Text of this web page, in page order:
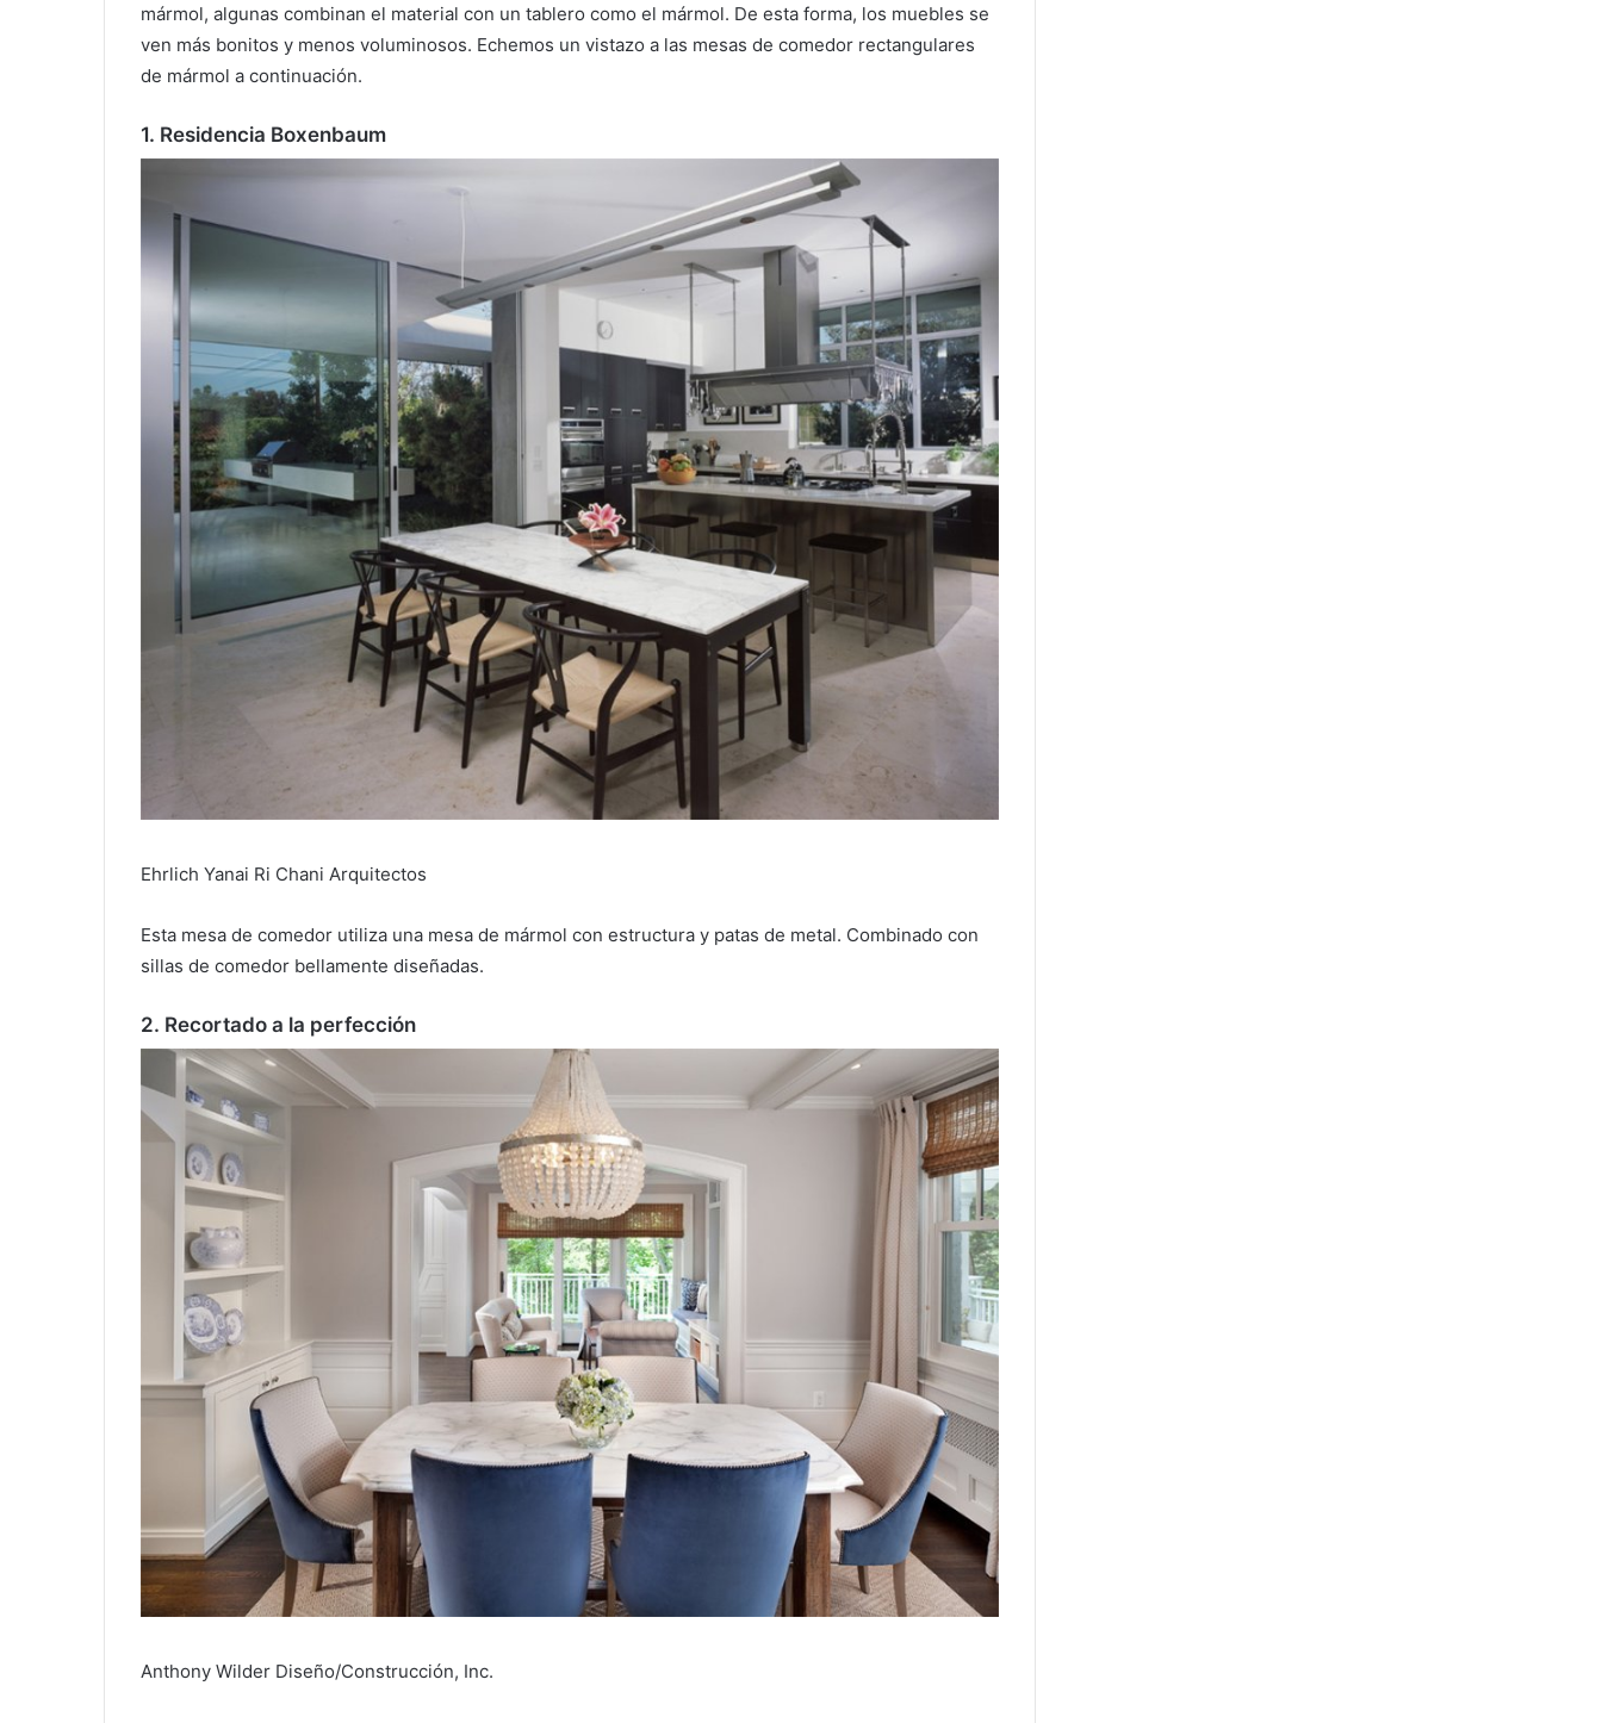
mármol, algunas combinan el material con un tablero como el mármol. De esta forma, los muebles se
ven más bonitos y menos voluminosos. Echemos un vistazo a las mesas de comedor rectangulares
de mármol a continuación.
1. Residencia Boxenbaum
Ehrlich Yanai Ri Chani Arquitectos
Esta mesa de comedor utiliza una mesa de mármol con estructura y patas de metal. Combinado con
sillas de comedor bellamente diseñadas.
2. Recortado a la perfección
Anthony Wilder Diseño/Construcción, Inc.